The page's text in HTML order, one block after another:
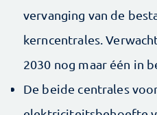
vervanging van de
kerncentrales.
2030 nog maar één in
De beide centrales